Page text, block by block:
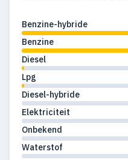
Benzine-hybride
Benzine
Diesel
Lpg
Diesel-hybride
Elektriciteit
Onbekend
Waterstof